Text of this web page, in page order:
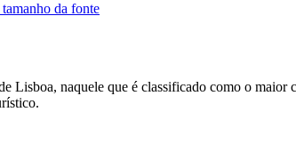
da fonte
naquele que é classificado como o